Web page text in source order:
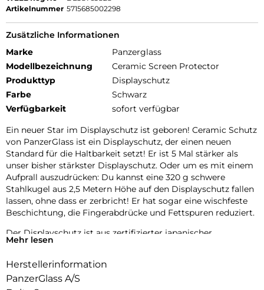
Artikelnummer 5715685002298
Zusätzliche Informationen
Marke
Panzerglass
Modellbezeichnung
Ceramic Screen Protector
Produkttyp
Displayschutz
Farbe
Schwarz
Verfügbarkeit
sofort verfügbar
Ein neuer Star im Displayschutz ist geboren! Ceramic Schutz
von PanzerGlass ist ein Displayschutz, der einen neuen
Standard für die Haltbarkeit setzt! Er ist 5 Mal stärker als
unser bisher stärkster Displayschutz. Oder um es mit einem
Aufprall auszudrücken: Du kannst eine 320 g schwere
Stahlkugel aus 2,5 Metern Höhe auf den Displayschutz fallen
lassen, ohne dass er zerbricht! Er hat sogar eine wischfeste
Beschichtung, die Fingerabdrücke und Fettspuren reduziert.
Der Displayschutz ist aus zertifizierter japanischer
Glaskeramik von Ohara hergestellt. Glaskeramik ist eines der
für das bloße Auge unsichtbare Kristalle, die verhindern, dass
sich Risse ausbreiten, und die eine Festigkeit ermöglichen,
Mehr lesen
Herstellerinformation
PanzerGlass A/S